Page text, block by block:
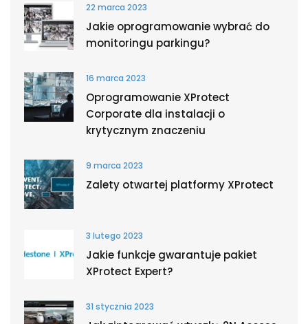
22 marca 2023
Jakie oprogramowanie wybrać do
monitoringu parkingu?
16 marca 2023
Oprogramowanie XProtect
Corporate dla instalacji o
krytycznym znaczeniu
9 marca 2023
Zalety otwartej platformy XProtect
3 lutego 2023
Jakie funkcje gwarantuje pakiet
XProtect Expert?
31 stycznia 2023